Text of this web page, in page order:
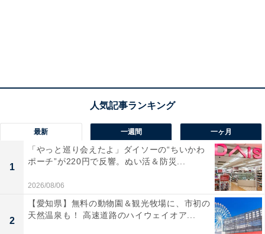
最新 一週間 一ヶ月
1
「やっと巡り会えたよ」ダイソーの“ちいかわ
ポーチ”が220円で反響。ぬい活＆防災...
2026/08/06
2
【愛知県】無料の動物園＆観光牧場に、市初の
天然温泉も！ 高速道路のハイウェイオア...